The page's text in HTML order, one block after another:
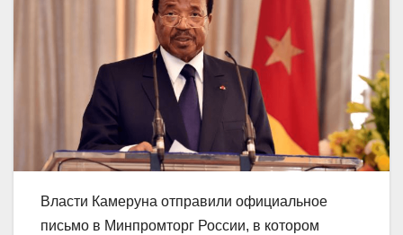
Власти Камеруна отправили официальное
письмо в Минпромторг России, в котором